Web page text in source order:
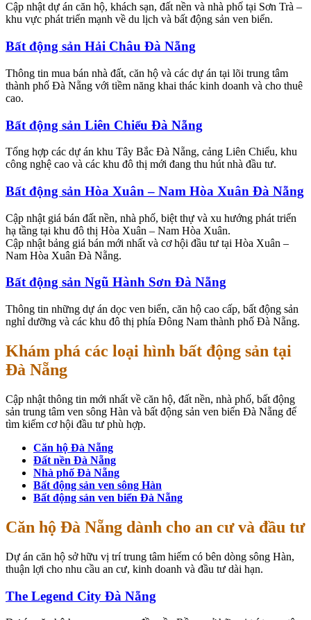
Cập nhật dự án căn hộ, khách sạn, đất nền và nhà phố tại Sơn Trà –
khu vực phát triển mạnh về du lịch và bất động sản ven biển.
Bất động sản Hải Châu Đà Nẵng
Thông tin mua bán nhà đất, căn hộ và các dự án tại lõi trung tâm
thành phố Đà Nẵng với tiềm năng khai thác kinh doanh và cho thuê
cao.
Bất động sản Liên Chiểu Đà Nẵng
Tổng hợp các dự án khu Tây Bắc Đà Nẵng, cảng Liên Chiểu, khu
công nghệ cao và các khu đô thị mới đang thu hút nhà đầu tư.
Bất động sản Hòa Xuân – Nam Hòa Xuân Đà Nẵng
Cập nhật giá bán đất nền, nhà phố, biệt thự và xu hướng phát triển
hạ tầng tại khu đô thị Hòa Xuân – Nam Hòa Xuân.
Cập nhật bảng giá bán mới nhất và cơ hội đầu tư tại Hòa Xuân –
Nam Hòa Xuân Đà Nẵng.
Bất động sản Ngũ Hành Sơn Đà Nẵng
Thông tin những dự án dọc ven biển, căn hộ cao cấp, bất động sản
nghỉ dưỡng và các khu đô thị phía Đông Nam thành phố Đà Nẵng.
Khám phá các loại hình bất động sản tại
Đà Nẵng
Cập nhật thông tin mới nhất về căn hộ, đất nền, nhà phố, bất động
sản trung tâm ven sông Hàn và bất động sản ven biển Đà Nẵng để
tìm kiếm cơ hội đầu tư phù hợp.
Căn hộ Đà Nẵng
Đất nền Đà Nẵng
Nhà phố Đà Nẵng
Bất động sản ven sông Hàn
Bất động sản ven biển Đà Nẵng
Căn hộ Đà Nẵng dành cho an cư và đầu tư
Dự án căn hộ sở hữu vị trí trung tâm hiếm có bên dòng sông Hàn,
thuận lợi cho nhu cầu an cư, kinh doanh và đầu tư dài hạn.
The Legend City Đà Nẵng